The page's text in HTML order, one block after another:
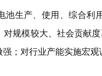
池生产、使用、综合利
规模较大、社会贡献
；对行业产能实施宏